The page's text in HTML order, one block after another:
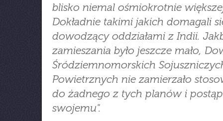
blisko niemal ośmiokrotnie
Dokładnie takimi jakich domagali
dowodzący oddziałami z Indii.
zamieszania było jeszcze mało,
Śródziemnomorskich
Powietrznych nie zamierzało
do żadnego z tych planów i
swojemu".